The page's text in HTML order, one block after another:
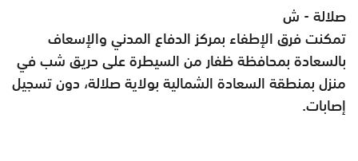
صلالة - ش
تمكنت فرق الإطفاء بمركز الدفاع المدني والإسعاف
بالسعادة بمحافظة ظفار من السيطرة على حريق شب في
منزل بمنطقة السعادة الشمالية بولاية صلالة، دون تسجيل
إصابات.